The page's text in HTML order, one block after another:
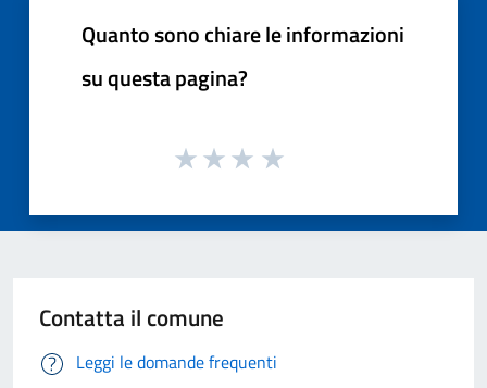
Quanto sono chiare le informazioni
su questa pagina?
Contatta il comune
Leggi le domande frequenti